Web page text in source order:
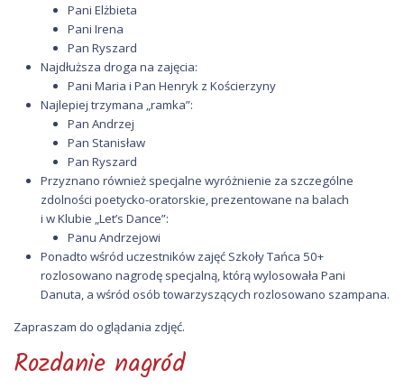
Pani Elżbieta
Pani Irena
Pan Ryszard
Najdłuższa droga na zajęcia:
Pani Maria i Pan Henryk z Kościerzyny
Najlepiej trzymana „ramka”:
Pan Andrzej
Pan Stanisław
Pan Ryszard
Przyznano również specjalne wyróżnienie za szczególne
zdolności poetycko-oratorskie, prezentowane na balach
i w Klubie „Let’s Dance”:
Panu Andrzejowi
Ponadto wśród uczestników zajęć Szkoły Tańca 50+
rozlosowano nagrodę specjalną, którą wylosowała Pani
Danuta, a wśród osób towarzyszących rozlosowano szampana.
Zapraszam do oglądania zdjęć.
Rozdanie nagród